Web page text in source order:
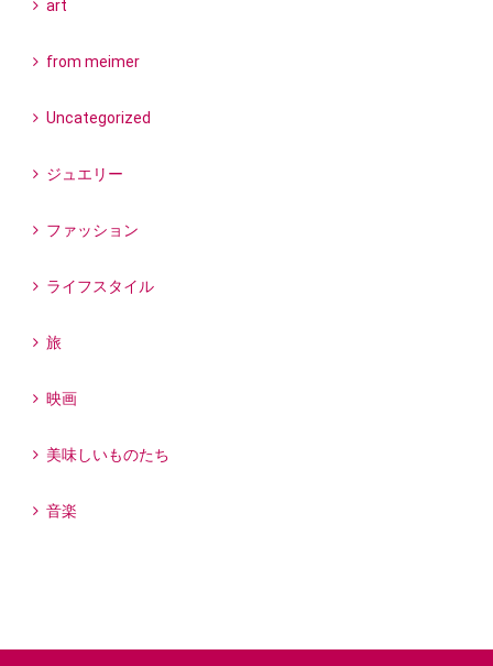
art
from meimer
Uncategorized
ジュエリー
ファッション
ライフスタイル
旅
映画
美味しいものたち
音楽